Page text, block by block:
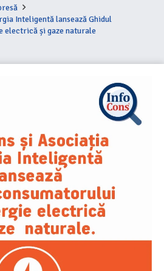
Inteligentă lansează Ghidul
electrică și gaze naturale